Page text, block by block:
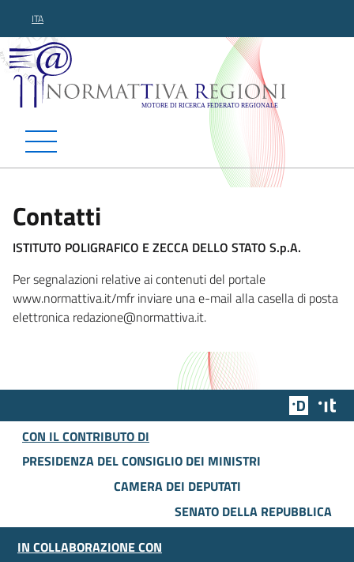
ITA
Normattiva Regioni -
Contatti
ISTITUTO POLIGRAFICO E ZECCA DELLO STATO S.p.A.
Per segnalazioni relative ai contenuti del portale
www.normattiva.it/mfr inviare una e-mail alla casella di posta
elettronica redazione@normattiva.it.
Team
CON IL CONTRIBUTO DI
PRESIDENZA DEL CONSIGLIO DEI MINISTRI
CAMERA DEI DEPUTATI
SENATO DELLA REPUBBLICA
IN COLLABORAZIONE CON